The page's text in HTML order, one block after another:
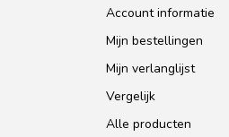
Account informatie
Mijn bestellingen
Mijn verlanglijst
Vergelijk
Alle producten